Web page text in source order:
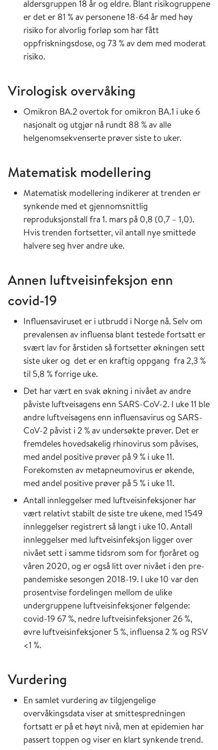
aldersgruppen 18 år og eldre. Blant risikogruppene
er det er 81 % av personene 18-64 år med høy
risiko for alvorlig forløp som har fått
oppfriskningsdose, og 73 % av dem med moderat
risiko.
Virologisk overvåking
Omikron BA.2 overtok for omikron BA.1 i uke 6
nasjonalt og utgjør nå rundt 88 % av alle
helgenomsekvenserte prøver siste to uker.
Matematisk modellering
Matematisk modellering indikerer at trenden er
synkende med et gjennomsnittlig
reproduksjonstall fra 1. mars på 0,8 (0,7 – 1,0).
Hvis trenden fortsetter, vil antall nye smittede
halvere seg hver andre uke.
Annen luftveisinfeksjon enn
covid-19
Influensaviruset er i utbrudd i Norge nå. Selv om
prevalensen av influensa blant testede fortsatt er
svært lav for årstiden så fortsetter økningen sett
siste uker og det er en kraftig oppgang fra 2,3 %
til 5,8 % forrige uke.
Det har vært en svak økning i nivået av andre
påviste luftveisagens enn SARS-CoV-2. I uke 11 ble
andre luftveisagens enn influensavirus og SARS-
CoV-2 påvist i 2 % av undersøkte prøver. Det er
fremdeles hovedsakelig rhinovirus som påvises,
med andel positive prøver på 9 % i uke 11.
Forekomsten av metapneumovirus er økende,
med andel positive prøver på 5 % i uke 11.
Antall innleggelser med luftveisinfeksjoner har
vært relativt stabilt de siste tre ukene, med 1549
innleggelser registrert så langt i uke 10. Antall
innleggelser med luftveisinfeksjon ligger over
nivået sett i samme tidsrom som for fjoråret og
våren 2020, og er også litt over nivået i den pre-
pandemiske sesongen 2018-19. I uke 10 var den
prosentvise fordelingen mellom de ulike
undergruppene luftveisinfeksjoner følgende:
covid-19 67 %, nedre luftveisinfeksjoner 26 %,
øvre luftveisinfeksjoner 5 %, influensa 2 % og RSV
<1 %.
Vurdering
En samlet vurdering av tilgjengelige
overvåkingsdata viser at smittespredningen
fortsatt er på et høyt nivå, men at epidemien har
passert toppen og viser en klart synkende trend.